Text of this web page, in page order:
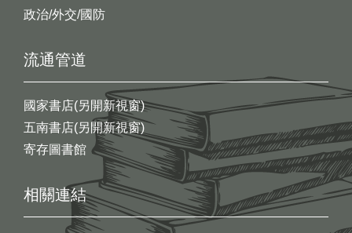
政治/外交/國防
流通管道
國家書店(另開新視窗)
五南書店(另開新視窗)
寄存圖書館
相關連結